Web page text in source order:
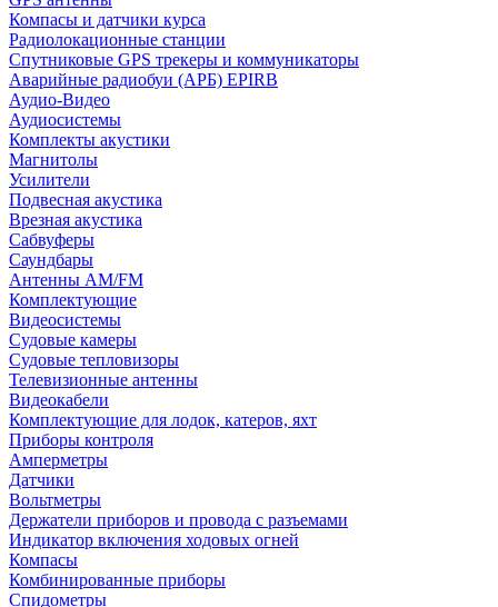
Компасы и датчики курса
Радиолокационные станции
Спутниковые GPS трекеры и коммуникаторы
Аварийные радиобуи (АРБ) EPIRB
Аудио-Видео
Аудиосистемы
Комплекты акустики
Магнитолы
Усилители
Подвесная акустика
Врезная акустика
Сабвуферы
Саундбары
Антенны AM/FM
Комплектующие
Видеосистемы
Судовые камеры
Cудовые тепловизоры
Телевизионные антенны
Видеокабели
Комплектующие для лодок, катеров, яхт
Приборы контроля
Амперметры
Датчики
Вольтметры
Держатели приборов и провода с разъемами
Индикатор включения ходовых огней
Компасы
Комбинированные приборы
Спидометры